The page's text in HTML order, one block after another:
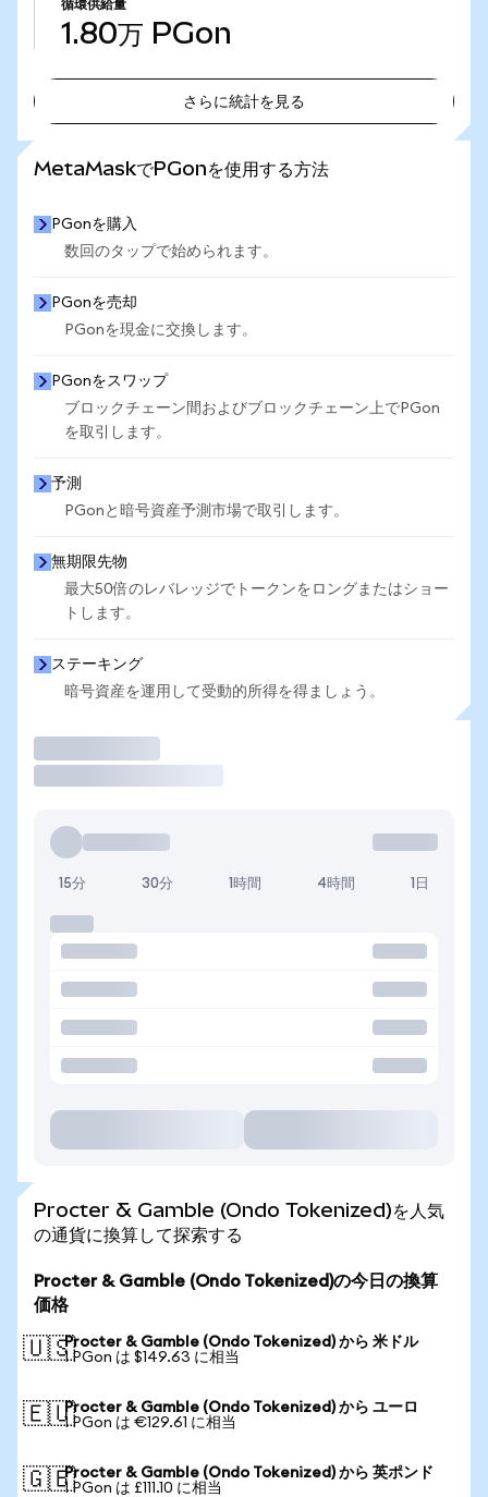
循環供給量
1.80万 PGon
さらに統計を見る
MetaMaskでPGonを使用する方法
PGonを購入
数回のタップで始められます。
PGonを売却
PGonを現金に交換します。
PGonをスワップ
ブロックチェーン間およびブロックチェーン上でPGon
を取引します。
予測
PGonと暗号資産予測市場で取引します。
無期限先物
最大50倍のレバレッジでトークンをロングまたはショー
トします。
ステーキング
暗号資産を運用して受動的所得を得ましょう。
15分 30分 1時間 4時間 1日
Procter & Gamble (Ondo Tokenized)を人気
の通貨に換算して探索する
Procter & Gamble (Ondo Tokenized)の今日の換算
価格
🇺🇸Procter & Gamble (Ondo Tokenized) から 米ドル
1 PGon は $149.63 に相当
🇪🇺Procter & Gamble (Ondo Tokenized) から ユーロ
1 PGon は €129.61 に相当
🇬🇧Procter & Gamble (Ondo Tokenized) から 英ポンド
1 PGon は £111.10 に相当